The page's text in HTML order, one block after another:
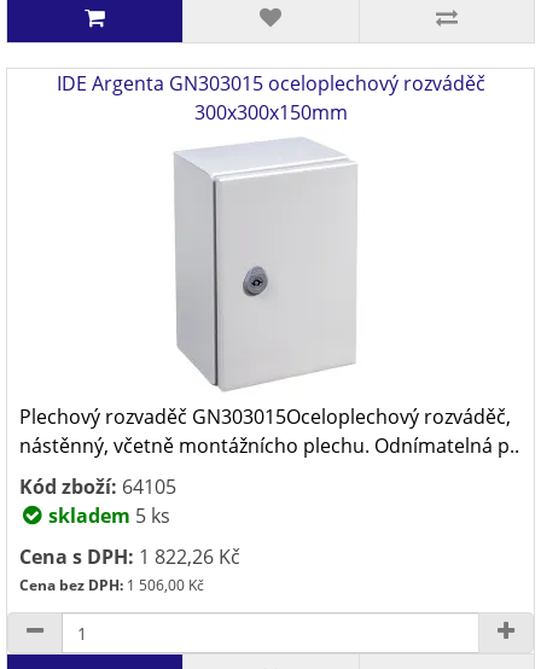
IDE Argenta GN303015 oceloplechový rozváděč
300x300x150mm
Plechový rozvaděč GN303015Oceloplechový rozváděč,
nástěnný, včetně montážnícho plechu. Odnímatelná p..
Kód zboží: 64105
skladem 5 ks
Cena s DPH: 1 822,26 Kč
Cena bez DPH: 1 506,00 Kč